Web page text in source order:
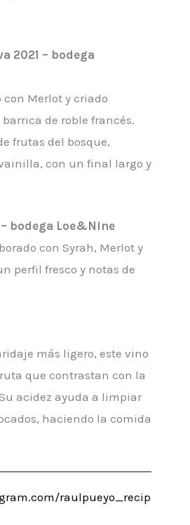
2021 – bodega
Merlot y criado
de roble francés.
frutas del bosque,
con un final largo y
bodega Loe&Nine
con Syrah, Merlot y
perfil fresco y notas de
más ligero, este vino
que contrastan con la
acidez ayuda a limpiar
haciendo la comida
raulpueyo_recip